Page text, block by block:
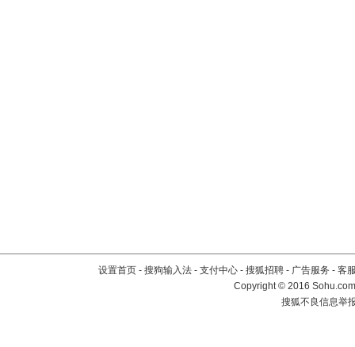
设置首页 - 搜狗输入法 - 支付中心 - 搜狐招聘 - 广告服务 - 客
Copyright©2016
搜狐不良信息举